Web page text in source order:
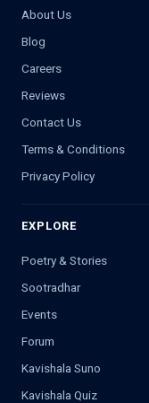
About Us
Blog
Careers
Reviews
Contact Us
Terms & Conditions
Privacy Policy
EXPLORE
Poetry & Stories
Sootradhar
Events
Forum
Kavishala Suno
Kavishala Quiz